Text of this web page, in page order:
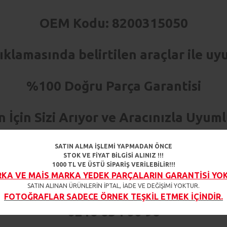
OEM Kodu: 8200315050
belirtilen araçlar ile
%100 Doğru Parça Garantisi
İçin Sizi Arıyor ve Aracınızla
verilen siparişleriniz aynı gün
Ürün çeşiti ile sizlere hizmet
0216 634 00 96
SATIN ALMA İŞLEMİ YAPMADAN ÖNCE
STOK VE FİYAT BİLGİSİ ALINIZ !!!
1000 TL VE ÜSTÜ SİPARİŞ VERİLEBİLİR!!!
VE MAİS MARKA YEDEK PARÇALARIN GARANTİSİ
SATIN ALINAN ÜRÜNLERİN İPTAL, İADE VE DEĞİŞİMİ YOKTUR.
FOTOĞRAFLAR SADECE ÖRNEK TEŞKİL ETMEK İÇİNDİR.